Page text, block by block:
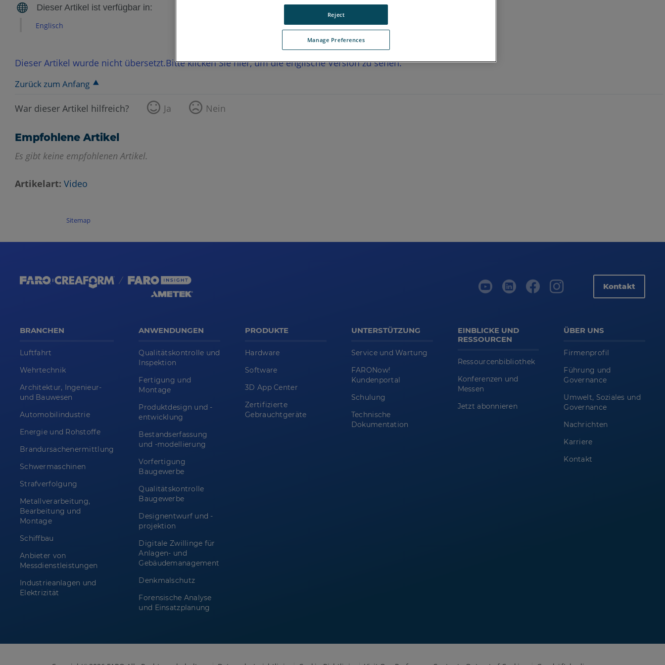
Englisch
Dieser Artikel wurde nicht übersetzt.Bitte klicken Sie hier, um die englische Version zu sehen.
Zurück zum Anfang
War dieser Artikel hilfreich? Ja Nein
Empfohlene Artikel
Es gibt keine empfohlenen Artikel.
Artikelart Video
Sitemap
Kontakt
BRANCHEN
Luftfahrt
Wehrtechnik
Architektur, Ingenieur-
und Bauwesen
Automobilindustrie
Energie und Rohstoffe
Brandursachenermittlung
Schwermaschinen
Strafverfolgung
Metallverarbeitung,
Bearbeitung und
Montage
Schiffbau
Anbieter von
Messdienstleistungen
Industrieanlagen und
Elektrizität
ANWENDUNGEN
Qualitätskontrolle und
Inspektion
Fertigung und
Montage
Produktdesign und -
entwicklung
Bestandserfassung
und -modellierung
Vorfertigung
Baugewerbe
Qualitätskontrolle
Baugewerbe
Designentwurf und -
projektion
Digitale Zwillinge für
Anlagen- und
Gebäudemanagement
Denkmalschutz
Forensische Analyse
und Einsatzplanung
PRODUKTE
Hardware
Software
3D App Center
Zertifizierte
Gebrauchtgeräte
UNTERSTÜTZUNG
Service und Wartung
FARONow!
Kundenportal
Schulung
Technische
Dokumentation
EINBLICKE UND
RESSOURCEN
Ressourcenbibliothek
Konferenzen und
Messen
Jetzt abonnieren
ÜBER UNS
Firmenprofil
Führung und
Governance
Umwelt, Soziales und
Governance
Nachrichten
Karriere
Kontakt
Manage Preferences
Reject